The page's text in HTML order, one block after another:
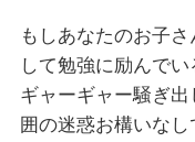
もしあなたのお子
して勉強に励んで
ギャーギャー騒ぎ
囲の迷惑お構いな